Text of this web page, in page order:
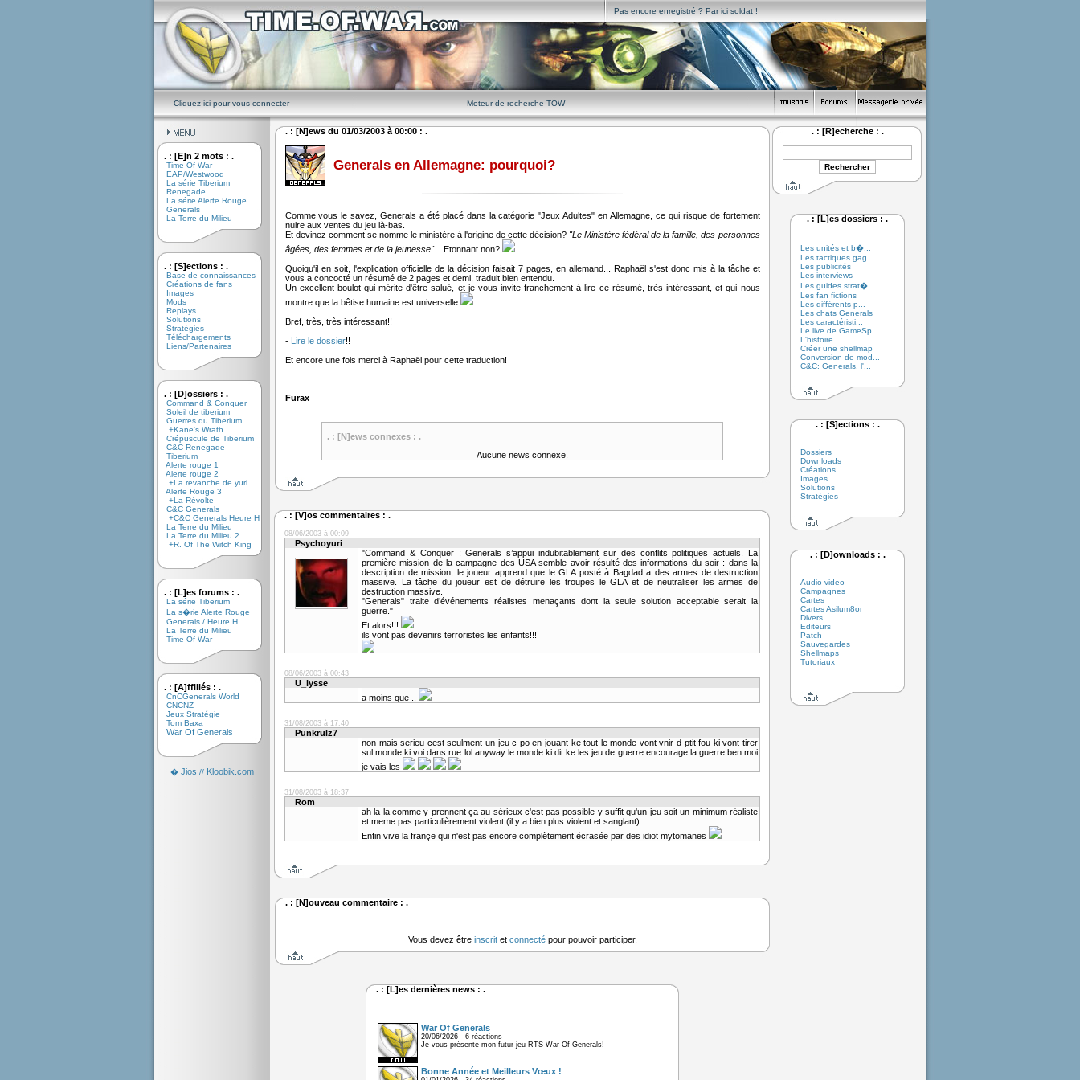
Pas encore enregistré ? Par ici soldat !
Cliquez ici pour vous connecter Moteur de recherche TOW
. : [E]n 2 mots : .
Time Of War
EAP/Westwood
La série Tiberium
Renegade
La série Alerte Rouge
Generals
La Terre du Milieu
. : [S]ections : .
Base de connaissances
Créations de fans
Images
Mods
Replays
Solutions
Stratégies
Téléchargements
Liens/Partenaires
. : [D]ossiers : .
Command & Conquer
Soleil de tiberium
Guerres du Tiberium
+Kane's Wrath
Crépuscule de Tiberium
C&C Renegade
Tiberium
Alerte rouge 1
Alerte rouge 2
+La revanche de yuri
Alerte Rouge 3
+La Révolte
C&C Generals
+C&C Generals Heure H
La Terre du Milieu
La Terre du Milieu 2
+R. Of The Witch King
. : [L]es forums : .
La série Tiberium
La s�rie Alerte Rouge
Generals / Heure H
La Terre du Milieu
Time Of War
. : [A]ffiliés : .
CnCGenerals World
CNCNZ
Jeux Stratégie
Tom Baxa
War Of Generals
� Jios // Kloobik.com
. : [N]ews du 01/03/2003 à 00:00 : .
Generals en Allemagne: pourquoi?
Comme vous le savez, Generals a été placé dans la catégorie "Jeux Adultes" en Allemagne, ce qui risque de fortement
nuire aux ventes du jeu là-bas.
Et devinez comment se nomme le ministère à l'origine de cette décision? "Le Ministère fédéral de la famille, des personnes
âgées, des femmes et de la jeunesse"... Etonnant non?
Quoiqu'il en soit, l'explication officielle de la décision faisait 7 pages, en allemand... Raphaël s'est donc mis à la tâche et
vous a concocté un résumé de 2 pages et demi, traduit bien entendu.
Un excellent boulot qui mérite d'être salué, et je vous invite franchement à lire ce résumé, très intéressant, et qui nous
montre que la bêtise humaine est universelle
Bref, très, très intéressant!!
- Lire le dossier!!
Et encore une fois merci à Raphaël pour cette traduction!
Furax
. : [N]ews connexes : .
Aucune news connexe.
. : [V]os commentaires : .
08/06/2003 à 00:09
Psychoyuri
"Command & Conquer : Generals s’appui indubitablement sur des conflits politiques actuels. La
première mission de la campagne des USA semble avoir résulté des informations du soir : dans la
description de mission, le joueur apprend que le GLA posté à Bagdad a des armes de destruction
massive. La tâche du joueur est de détruire les troupes le GLA et de neutraliser les armes de
destruction massive.
"Generals" traite d’événements réalistes menaçants dont la seule solution acceptable serait la
guerre."
Et alors!!!
ils vont pas devenirs terroristes les enfants!!!
08/06/2003 à 00:43
U_lysse
a moins que ..
31/08/2003 à 17:40
Punkrulz7
non mais serieu cest seulment un jeu c po en jouant ke tout le monde vont vnir d ptit fou ki vont tirer
sul monde ki voi dans rue lol anyway le monde ki dit ke les jeu de guerre encourage la guerre ben moi
je vais les
31/08/2003 à 18:37
Rom
ah la la comme y prennent ça au sérieux c'est pas possible y suffit qu'un jeu soit un minimum réaliste
et meme pas particulièrement violent (il y a bien plus violent et sanglant).
Enfin vive la françe qui n'est pas encore complètement écrasée par des idiot mytomanes
. : [N]ouveau commentaire : .
Vous devez être inscritet connectépour pouvoir participer.
. : [L]es dernières news : .
War Of Generals
20/06/2026 - 6 réactions
Je vous présente mon futur jeu RTS War Of Generals!
Bonne Année et Meilleurs Vœux !
. : [R]echerche : .
. : [L]es dossiers : .
Les unités et b�...
Les tactiques gag...
Les publicités
Les interviews
Les guides strat�...
Les fan fictions
Les différents p...
Les chats Generals
Les caractéristi...
Le live de GameSp...
L'histoire
Créer une shellmap
Conversion de mod...
C&C: Generals, l'...
. : [S]ections : .
Dossiers
Downloads
Créations
Images
Solutions
Stratégies
. : [D]ownloads : .
Audio-video
Campagnes
Cartes
Cartes Asilum8or
Divers
Editeurs
Patch
Sauvegardes
Shellmaps
Tutoriaux